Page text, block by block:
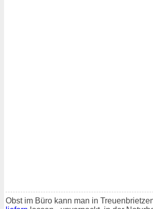
Obst im Büro kann man in